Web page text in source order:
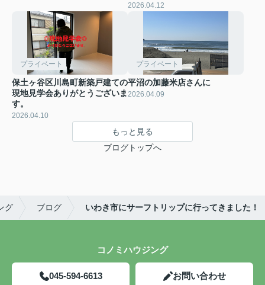
2026.04.12
プライベート
保土ヶ谷区川島町新築戸建ての
現地見学会ありがとうございま
す。
2026.04.10
プライベート
平沼の加藤米店さんに
2026.04.09
もっと見る
ブログトップへ
グ ブログ いわき市にサーフトリップに行ってきました！
コノミハウジング
045-594-6613 お問い合わせ